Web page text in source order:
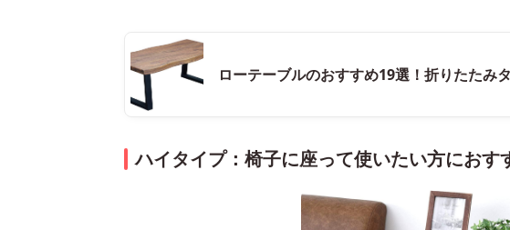
ローテーブルのおすすめ19選！折りたたみ
ハイタイプ：椅子に座って使いたい方におす